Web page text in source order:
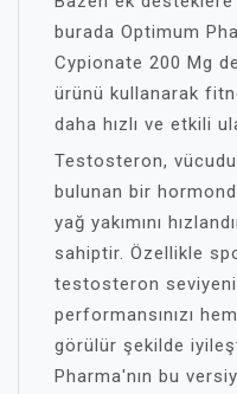
burada Optimum
Cypionate 200 Mg
ürünü kullanarak
daha hızlı ve etkili
Testosteron,
bulunan bir
yağ yakımını
sahiptir. Özellikle
testosteron
performansınızı
görülür şekilde
Pharma'nın bu